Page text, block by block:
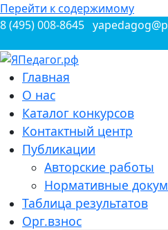
Перейти к содержимому
8 (495) 008-8645
ЯПедагог.рф
Всероссийские конкурсы для
Главная
О нас
Каталог конкурсов
Контактный центр
Публикации
Авторские работы
Нормативные
Таблица результатов
Орг.взнос